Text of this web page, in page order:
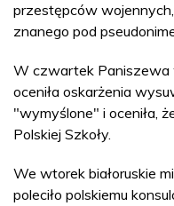
przestępców
znanego pod
W czwartek Paniszewa
oceniła oskarżenia
"wymyślone" i oceniła,
Polskiej Szkoły.
We wtorek białoruskie
poleciło polskiemu